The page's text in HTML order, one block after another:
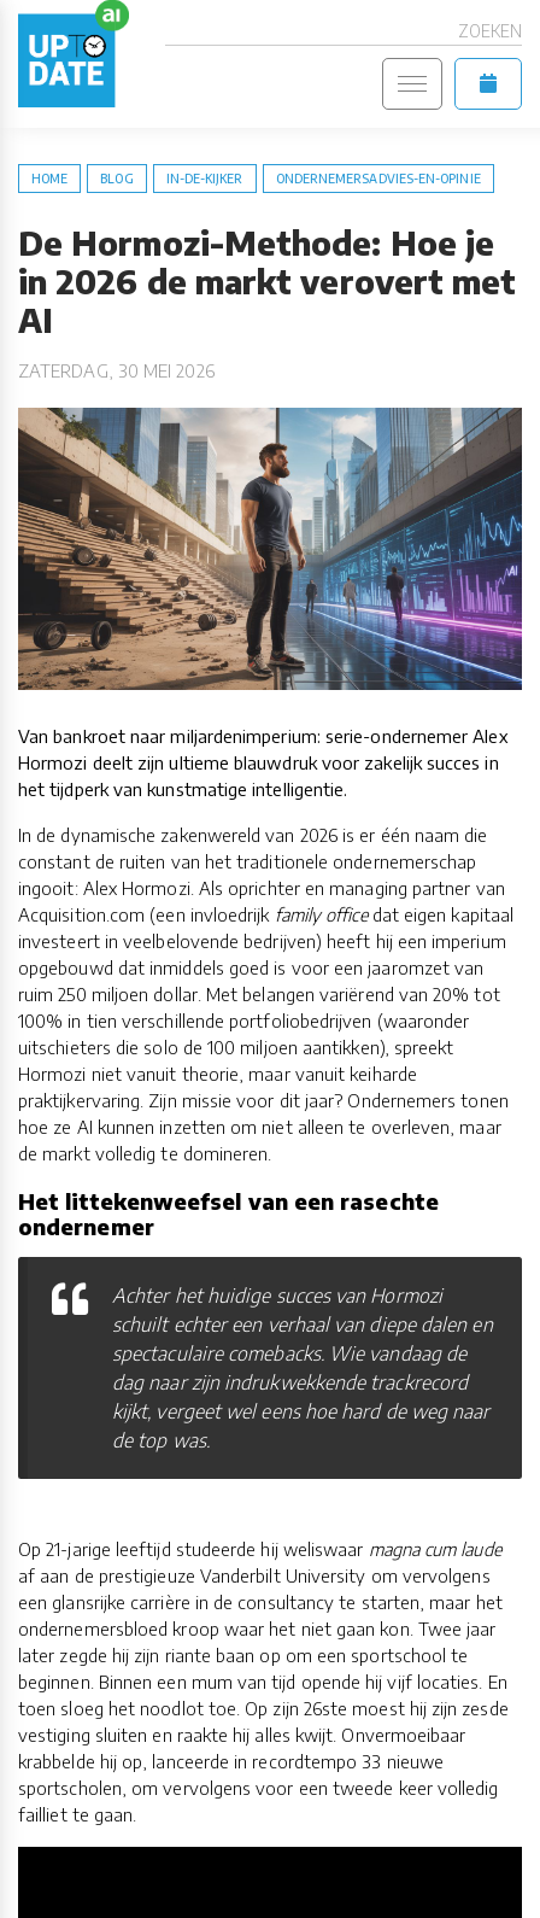
ZOEKEN
HOME BLOG IN-DE-KIJKER ONDERNEMERSADVIES-EN-OPINIE
De Hormozi-Methode: Hoe je
in 2026 de markt verovert met
AI
ZATERDAG, 30 MEI 2026
Van bankroet naar miljardenimperium: serie-ondernemer Alex
Hormozi deelt zijn ultieme blauwdruk voor zakelijk succes in
het tijdperk van kunstmatige intelligentie.
In de dynamische zakenwereld van 2026 is er één naam die
constant de ruiten van het traditionele ondernemerschap
ingooit: Alex Hormozi. Als oprichter en managing partner van
Acquisition.com (een invloedrijk family officedat eigen kapitaal
investeert in veelbelovende bedrijven) heeft hij een imperium
opgebouwd dat inmiddels goed is voor een jaaromzet van
ruim 250 miljoen dollar. Met belangen variërend van 20% tot
100% in tien verschillende portfoliobedrijven (waaronder
uitschieters die solo de 100 miljoen aantikken), spreekt
Hormozi niet vanuit theorie, maar vanuit keiharde
praktijkervaring. Zijn missie voor dit jaar? Ondernemers tonen
hoe ze AI kunnen inzetten om niet alleen te overleven, maar
de markt volledig te domineren.
Het littekenweefsel van een rasechte
ondernemer
Achter het huidige succes van Hormozi
schuilt echter een verhaal van diepe dalen en
spectaculaire comebacks. Wie vandaag de
dag naar zijn indrukwekkende trackrecord
kijkt, vergeet wel eens hoe hard de weg naar
de top was.
Op 21-jarige leeftijd studeerde hij weliswaar magna cum laude
af aan de prestigieuze Vanderbilt University om vervolgens
een glansrijke carrière in de consultancy te starten, maar het
ondernemersbloed kroop waar het niet gaan kon. Twee jaar
later zegde hij zijn riante baan op om een sportschool te
beginnen. Binnen een mum van tijd opende hij vijf locaties. En
toen sloeg het noodlot toe. Op zijn 26ste moest hij zijn zesde
vestiging sluiten en raakte hij alles kwijt. Onvermoeibaar
krabbelde hij op, lanceerde in recordtempo 33 nieuwe
sportscholen, om vervolgens voor een tweede keer volledig
failliet te gaan.